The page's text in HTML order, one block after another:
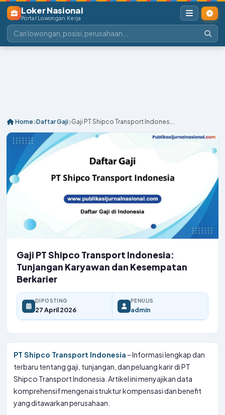
Loker Nasional
Portal Lowongan Kerja
Home Daftar Gaji Gaji PT Shipco Transport Indones...
Gaji PT Shipco Transport Indonesia:
Tunjangan Karyawan dan Kesempatan
Berkarier
DIPOSTING
27 April 2026
PENULIS
admin
PT Shipco Transport Indonesia – Informasi lengkap dan
terbaru tentang gaji, tunjangan, dan peluang karir di PT
Shipco Transport Indonesia. Artikel ini menyajikan data
komprehensif mengenai struktur kompensasi dan benefit
yang ditawarkan perusahaan.